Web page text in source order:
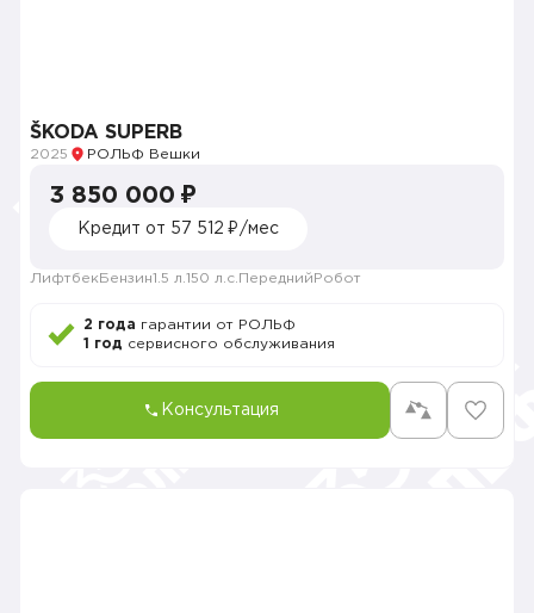
ŠKODA SUPERB
2025 РОЛЬФ Вешки
3 850 000 ₽
Кредит от 57 512 ₽/мес
Лифтбек Бензин1.5 л. 150 л.с. Передний Робот
2 года гарантии от РОЛЬФ
1 год сервисного обслуживания
Консультация